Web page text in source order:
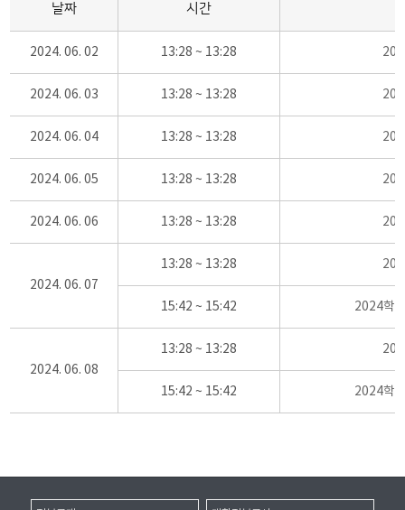
날짜 시간
2024. 06. 02 13:28 ~ 13:28
2024. 06. 03 13:28 ~ 13:28
2024. 06. 04 13:28 ~ 13:28
2024. 06. 05 13:28 ~ 13:28
2024. 06. 06 13:28 ~ 13:28
2024. 06. 07
13:28 ~ 13:28
15:42 ~ 15:42 2024학
2024. 06. 08
13:28 ~ 13:28
15:42 ~ 15:42 2024학